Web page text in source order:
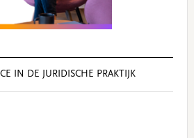
IN DE JURIDISCHE PRAKTIJK